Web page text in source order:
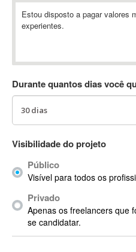
Abstract
Abstract Window Toolkit (AWT)
AC Drives
ACARS
AccountMate
Acrobat
Acrobat X
Acronis
ACT
Estou disposto a pagar valores
experientes.
Durante quantos dias você
Visibilidade do projeto
Público
Visível para todos os
Privado
Apenas os freelancers que
se candidatar.